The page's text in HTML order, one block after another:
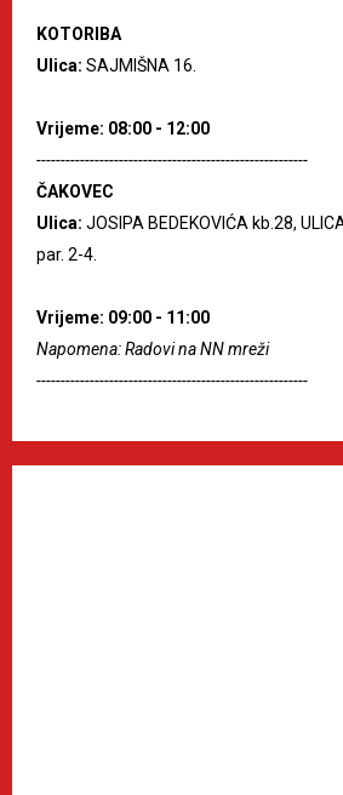
KOTORIBA
Ulica: SAJMIŠNA 16.
Vrijeme: 08:00 - 12:00
--------------------------------------------------------
ČAKOVEC
Ulica: JOSIPA BEDEKOVIĆA kb.28,
par. 2-4.
Vrijeme: 09:00 - 11:00
Napomena: Radovi na NN mreži
--------------------------------------------------------